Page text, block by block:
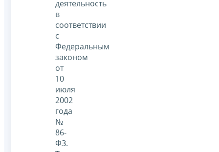
деятельность
в
соответствии
с
Федеральным
законом
от
10
июля
2002
года
№
86-
ФЗ.